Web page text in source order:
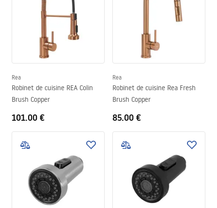
Rea
Robinet de cuisine REA Colin
Brush Copper
101.00 €
Rea
Robinet de cuisine Rea Fresh
Brush Copper
85.00 €